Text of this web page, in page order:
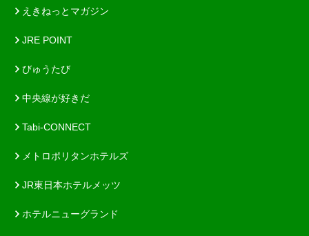
えきねっとマガジン
JRE POINT
びゅうたび
中央線が好きだ
Tabi-CONNECT
メトロポリタンホテルズ
JR東日本ホテルメッツ
ホテルニューグランド